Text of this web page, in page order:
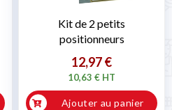
Kit de 2 petits
positionneurs
12,97 €
10,63 € HT
Ajouter au panier